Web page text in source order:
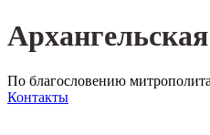
По благословению
Контакты